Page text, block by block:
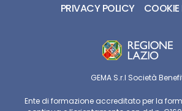
PRIVACY POLICY
GEMA S.r.l Società
Ente di formazione accreditato per la